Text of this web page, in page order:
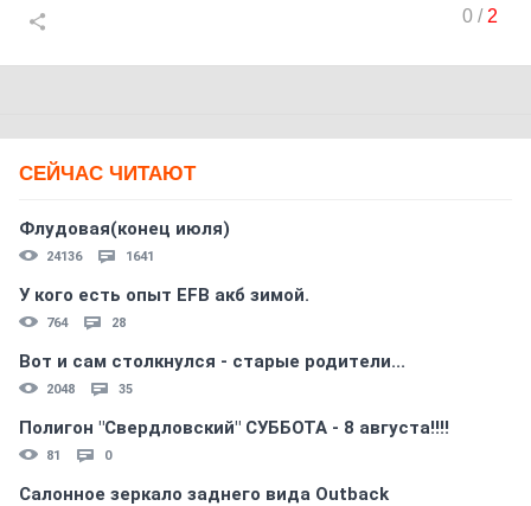
0/ 2
СЕЙЧАС ЧИТАЮТ
Флудовая(конец июля)
24136 1641
У кого есть опыт EFB акб зимой.
764 28
Вот и сам столкнулся - старые родители...
2048 35
Полигон "Свердловский" СУББОТА - 8 августа!!!!
81 0
Салонное зеркало заднего вида Outback